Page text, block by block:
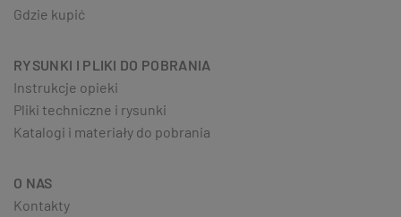
Gdzie kupić
RYSUNKI I PLIKI DO POBRANIA
Instrukcje opieki
Pliki techniczne i rysunki
Katalogi i materiały do pobrania
O NAS
Kontakty